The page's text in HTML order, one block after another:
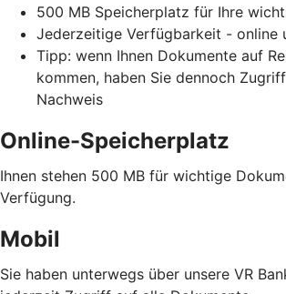
500 MB Speicherplatz für Ihre
Jederzeitige Verfügbarkeit - online
Tipp: wenn Ihnen Dokumente auf
kommen, haben Sie dennoch
Nachweis
Online-Speicherplatz
Ihnen stehen 500 MB für wichtige
Verfügung.
Mobil
Sie haben unterwegs über unsere VR